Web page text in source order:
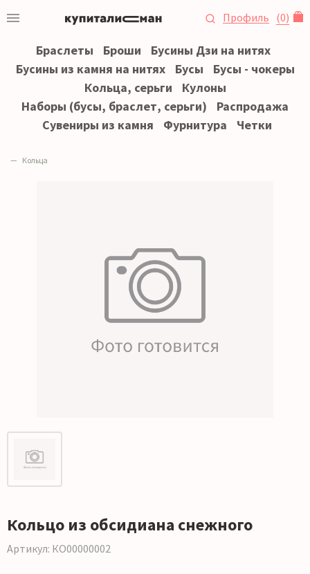
Профиль (0)
Браслеты Броши
Бусины Дзи на нитях
Бусины из камня на нитях
Бусы
Бусы - чокеры
Кольца, серьги
Кулоны
Наборы (бусы, браслет, серьги)
Распродажа
Сувениры из камня
Фурнитура Четки
Кольца
Кольцо из обсидиана снежного
Артикул: КО00000002